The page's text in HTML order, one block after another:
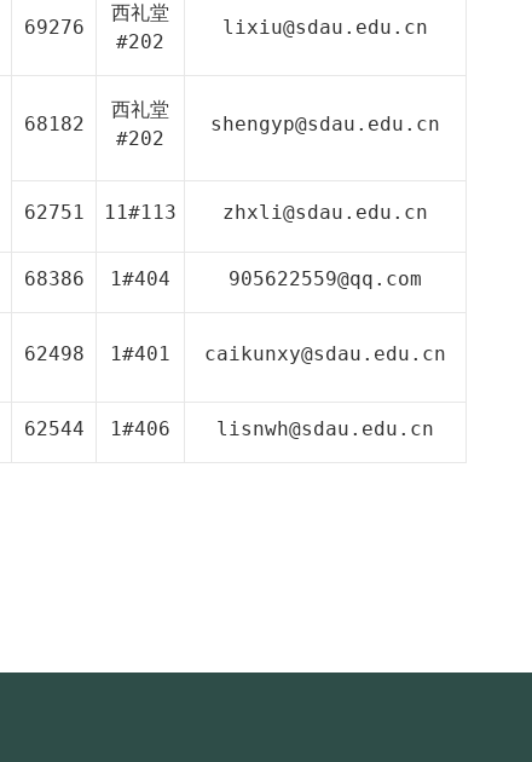
69276
西礼堂
#202
lixiu@sdau.edu.cn
68182
西礼堂
#202
shengyp@sdau.edu.cn
62751 11#113 zhxli@sdau.edu.cn
68386 1#404 905622559@qq.com
62498 1#401 caikunxy@sdau.edu.cn
62544 1#406 lisnwh@sdau.edu.cn